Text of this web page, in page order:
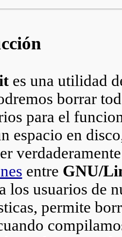
es una utilidad
borrar
para el
espacio en
entre GNU/
los usuarios de
permite